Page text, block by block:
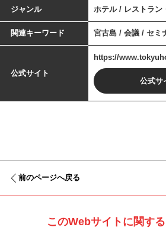
ジャンル ホテル / レストラン
関連キーワード 宮古島 / 会議 / セミ
公式サイト
https://
公式サ
前のページへ戻る
このWebサイトに関す